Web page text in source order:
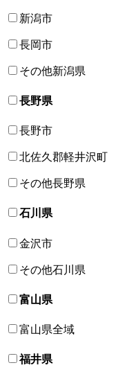
新潟市
長岡市
その他新潟県
長野県
長野市
北佐久郡軽井沢町
その他長野県
石川県
金沢市
その他石川県
富山県
富山県全域
福井県